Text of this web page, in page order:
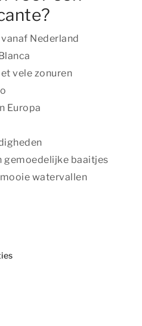
Nederland
vele zonuren
Europa
gemoedelijke baaitjes
watervallen